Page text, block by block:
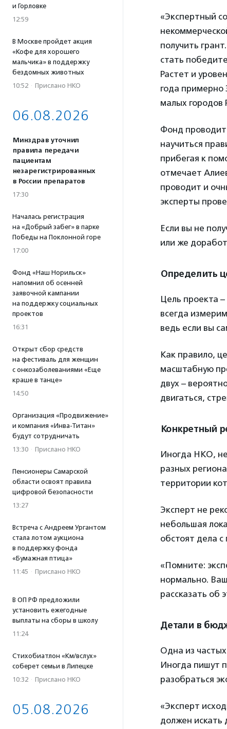
и Горловке
12:59
В Москве пройдет акция
«Кофе для хорошего
мальчика» в поддержку
бездомных животных
10:52 · Прислано НКО
06.08.2026
Минздрав уточнил
правила передачи
пациентам
незарегистрированных
в России препаратов
17:30
Началась регистрация
на «Добрый забег» в парке
Победы на Поклонной горе
17:00
Фонд «Наш Норильск»
напомнил об осенней
заявочной кампании
на поддержку социальных
проектов
16:31
Открыт сбор средств
на фестиваль для женщин
с онкозаболеваниями «Еще
краше в танце»
14:50
Организация «Продвижение»
и компания «Инва-Титан»
будут сотрудничать
13:30 · Прислано НКО
Пенсионеры Самарской
области освоят правила
цифровой безопасности
13:27
Встреча с Андреем Ургантом
стала лотом аукциона
в поддержку фонда
«Бумажная птица»
11:45 · Прислано НКО
В ОП РФ предложили
установить ежегодные
выплаты на сборы в школу
11:24
Стихобиатлон «Км/вслух»
соберет семьи в Липецке
10:32 · Прислано НКО
05.08.2026
«Экспертный
получить
стать
Растет и
года примерно
малых городов
Фонд
научиться
прибегая к
отмечает
проводит и
эксперты
Если вы не
или же
Определить
Цель проекта
всегда
ведь если вы
Как правило,
масштабную
двух –
двигаться,
Конкретный
Иногда НКО, не
разных
территории
Эксперт не
небольшая
обстоят дела
«Помните:
нормально.
рассказать об
Детали в
Одна из
Иногда пишут
разобраться
«Эксперт
должен искать